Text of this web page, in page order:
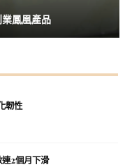
鳳凰產品
韌性
連2個月下滑